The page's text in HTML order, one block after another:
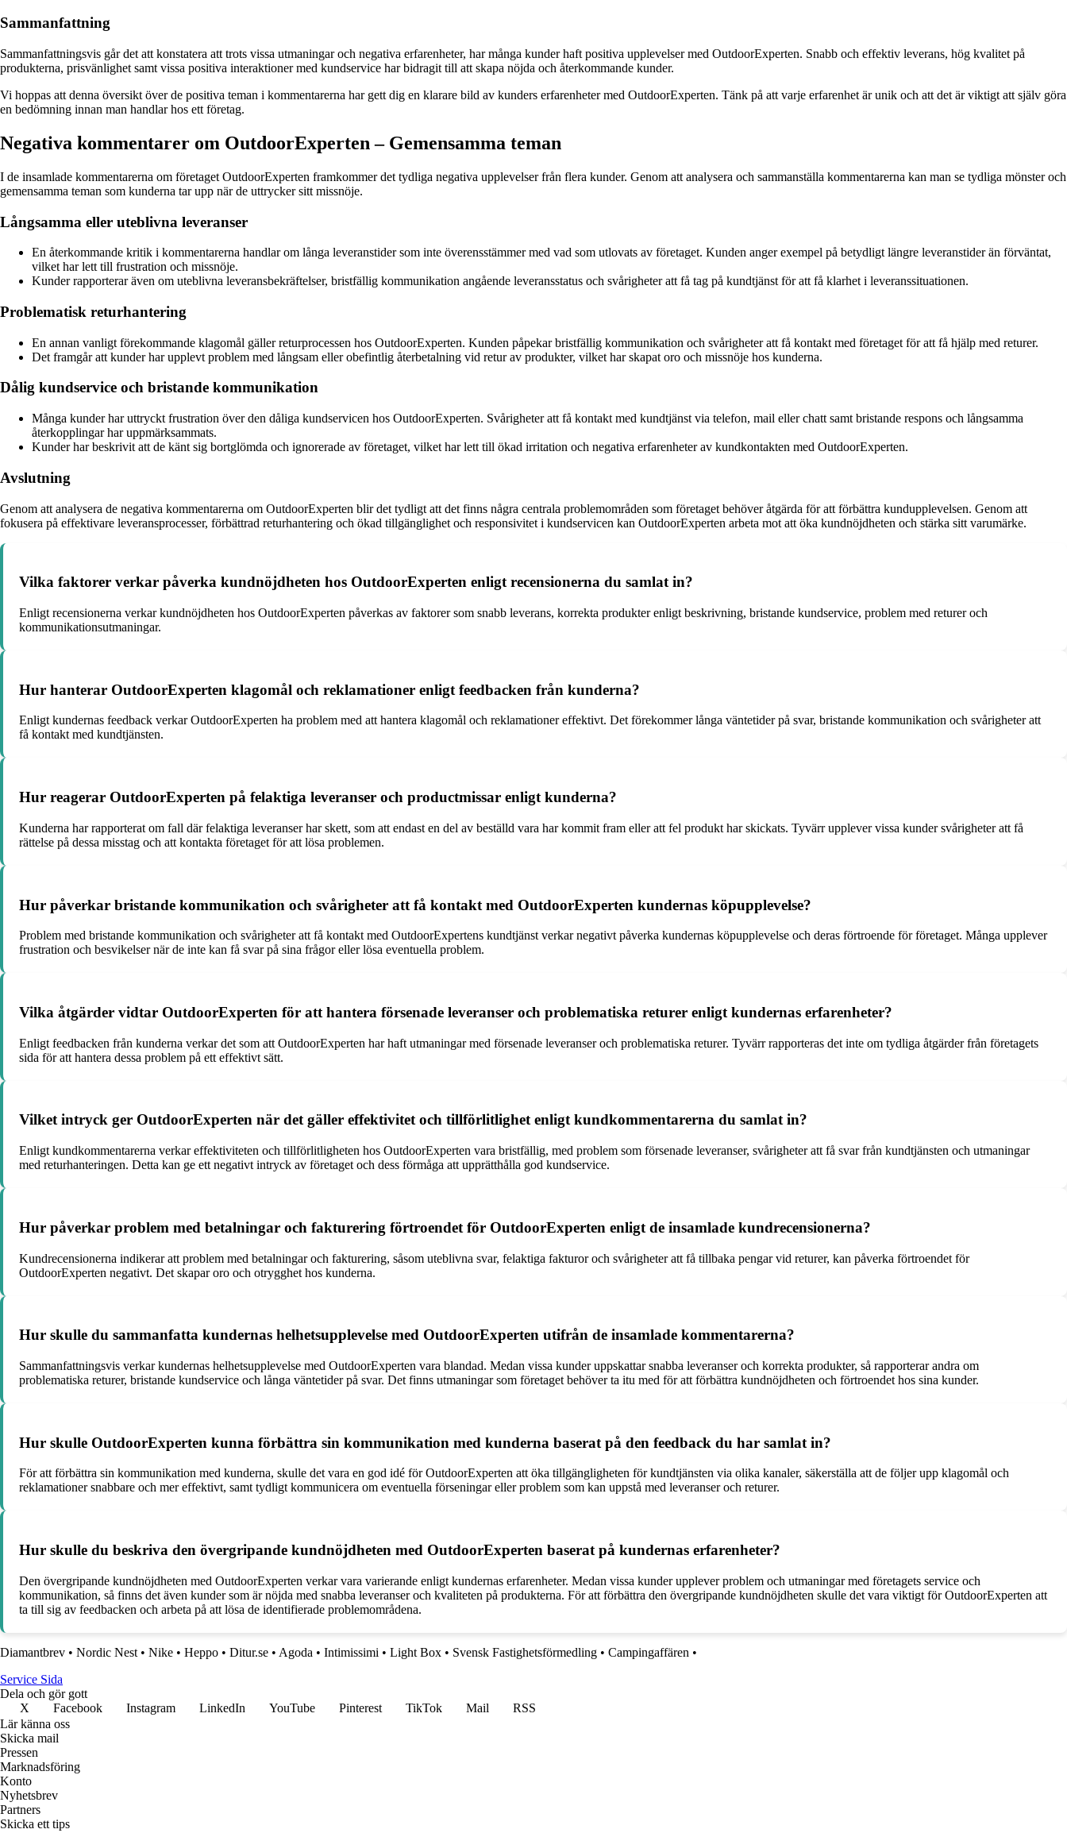
Sammanfattning
Sammanfattningsvis går det att konstatera att trots vissa utmaningar och negativa erfarenheter, har många kunder haft positiva upplevelser med OutdoorExperten. Snabb och effektiv leverans, hög kvalitet på
produkterna, prisvänlighet samt vissa positiva interaktioner med kundservice har bidragit till att skapa nöjda och återkommande kunder.
Vi hoppas att denna översikt över de positiva teman i kommentarerna har gett dig en klarare bild av kunders erfarenheter med OutdoorExperten. Tänk på att varje erfarenhet är unik och att det är viktigt att själv göra
en bedömning innan man handlar hos ett företag.
Negativa kommentarer om OutdoorExperten – Gemensamma teman
I de insamlade kommentarerna om företaget OutdoorExperten framkommer det tydliga negativa upplevelser från flera kunder. Genom att analysera och sammanställa kommentarerna kan man se tydliga mönster och
gemensamma teman som kunderna tar upp när de uttrycker sitt missnöje.
Långsamma eller uteblivna leveranser
En återkommande kritik i kommentarerna handlar om långa leveranstider som inte överensstämmer med vad som utlovats av företaget. Kunden anger exempel på betydligt längre leveranstider än förväntat,
vilket har lett till frustration och missnöje.
Kunder rapporterar även om uteblivna leveransbekräftelser, bristfällig kommunikation angående leveransstatus och svårigheter att få tag på kundtjänst för att få klarhet i leveranssituationen.
Problematisk returhantering
En annan vanligt förekommande klagomål gäller returprocessen hos OutdoorExperten. Kunden påpekar bristfällig kommunikation och svårigheter att få kontakt med företaget för att få hjälp med returer.
Det framgår att kunder har upplevt problem med långsam eller obefintlig återbetalning vid retur av produkter, vilket har skapat oro och missnöje hos kunderna.
Dålig kundservice och bristande kommunikation
Många kunder har uttryckt frustration över den dåliga kundservicen hos OutdoorExperten. Svårigheter att få kontakt med kundtjänst via telefon, mail eller chatt samt bristande respons och långsamma
återkopplingar har uppmärksammats.
Kunder har beskrivit att de känt sig bortglömda och ignorerade av företaget, vilket har lett till ökad irritation och negativa erfarenheter av kundkontakten med OutdoorExperten.
Avslutning
Genom att analysera de negativa kommentarerna om OutdoorExperten blir det tydligt att det finns några centrala problemområden som företaget behöver åtgärda för att förbättra kundupplevelsen. Genom att
fokusera på effektivare leveransprocesser, förbättrad returhantering och ökad tillgänglighet och responsivitet i kundservicen kan OutdoorExperten arbeta mot att öka kundnöjdheten och stärka sitt varumärke.
Vilka faktorer verkar påverka kundnöjdheten hos OutdoorExperten enligt recensionerna du samlat in?
Enligt recensionerna verkar kundnöjdheten hos OutdoorExperten påverkas av faktorer som snabb leverans, korrekta produkter enligt beskrivning, bristande kundservice, problem med returer och
kommunikationsutmaningar.
Hur hanterar OutdoorExperten klagomål och reklamationer enligt feedbacken från kunderna?
Enligt kundernas feedback verkar OutdoorExperten ha problem med att hantera klagomål och reklamationer effektivt. Det förekommer långa väntetider på svar, bristande kommunikation och svårigheter att
få kontakt med kundtjänsten.
Hur reagerar OutdoorExperten på felaktiga leveranser och productmissar enligt kunderna?
Kunderna har rapporterat om fall där felaktiga leveranser har skett, som att endast en del av beställd vara har kommit fram eller att fel produkt har skickats. Tyvärr upplever vissa kunder svårigheter att få
rättelse på dessa misstag och att kontakta företaget för att lösa problemen.
Hur påverkar bristande kommunikation och svårigheter att få kontakt med OutdoorExperten kundernas köpupplevelse?
Problem med bristande kommunikation och svårigheter att få kontakt med OutdoorExpertens kundtjänst verkar negativt påverka kundernas köpupplevelse och deras förtroende för företaget. Många upplever
frustration och besvikelser när de inte kan få svar på sina frågor eller lösa eventuella problem.
Vilka åtgärder vidtar OutdoorExperten för att hantera försenade leveranser och problematiska returer enligt kundernas erfarenheter?
Enligt feedbacken från kunderna verkar det som att OutdoorExperten har haft utmaningar med försenade leveranser och problematiska returer. Tyvärr rapporteras det inte om tydliga åtgärder från företagets
sida för att hantera dessa problem på ett effektivt sätt.
Vilket intryck ger OutdoorExperten när det gäller effektivitet och tillförlitlighet enligt kundkommentarerna du samlat in?
Enligt kundkommentarerna verkar effektiviteten och tillförlitligheten hos OutdoorExperten vara bristfällig, med problem som försenade leveranser, svårigheter att få svar från kundtjänsten och utmaningar
med returhanteringen. Detta kan ge ett negativt intryck av företaget och dess förmåga att upprätthålla god kundservice.
Hur påverkar problem med betalningar och fakturering förtroendet för OutdoorExperten enligt de insamlade kundrecensionerna?
Kundrecensionerna indikerar att problem med betalningar och fakturering, såsom uteblivna svar, felaktiga fakturor och svårigheter att få tillbaka pengar vid returer, kan påverka förtroendet för
OutdoorExperten negativt. Det skapar oro och otrygghet hos kunderna.
Hur skulle du sammanfatta kundernas helhetsupplevelse med OutdoorExperten utifrån de insamlade kommentarerna?
Sammanfattningsvis verkar kundernas helhetsupplevelse med OutdoorExperten vara blandad. Medan vissa kunder uppskattar snabba leveranser och korrekta produkter, så rapporterar andra om
problematiska returer, bristande kundservice och långa väntetider på svar. Det finns utmaningar som företaget behöver ta itu med för att förbättra kundnöjdheten och förtroendet hos sina kunder.
Hur skulle OutdoorExperten kunna förbättra sin kommunikation med kunderna baserat på den feedback du har samlat in?
För att förbättra sin kommunikation med kunderna, skulle det vara en god idé för OutdoorExperten att öka tillgängligheten för kundtjänsten via olika kanaler, säkerställa att de följer upp klagomål och
reklamationer snabbare och mer effektivt, samt tydligt kommunicera om eventuella förseningar eller problem som kan uppstå med leveranser och returer.
Hur skulle du beskriva den övergripande kundnöjdheten med OutdoorExperten baserat på kundernas erfarenheter?
Den övergripande kundnöjdheten med OutdoorExperten verkar vara varierande enligt kundernas erfarenheter. Medan vissa kunder upplever problem och utmaningar med företagets service och
kommunikation, så finns det även kunder som är nöjda med snabba leveranser och kvaliteten på produkterna. För att förbättra den övergripande kundnöjdheten skulle det vara viktigt för OutdoorExperten att
ta till sig av feedbacken och arbeta på att lösa de identifierade problemområdena.
Diamantbrev • Nordic Nest • Nike • Heppo • Ditur.se • Agoda • Intimissimi • Light Box • Svensk Fastighetsförmedling • Campingaffären •
Service Sida
Dela och gör gott
X
Facebook Instagram LinkedIn YouTube Pinterest TikTok Mail
RSS
Lär känna oss
Skicka mail
Pressen
Marknadsföring
Konto
Nyhetsbrev
Partners
Skicka ett tips